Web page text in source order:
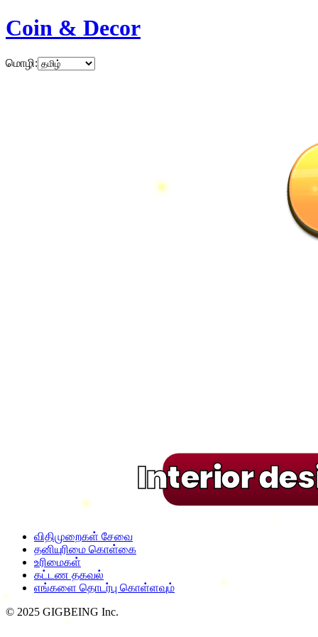
Coin & Decor
மொழி:
Interior
விதிமுறைகள் சேவை
தனியுரிமை கொள்கை
உரிமைகள்
கட்டண தகவல்
எங்களை தொடர்பு கொள்ளவும்
© 2025 GIGBEING Inc.